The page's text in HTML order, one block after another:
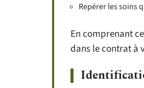
Repérer les soins
En comprenant
dans le contrat à